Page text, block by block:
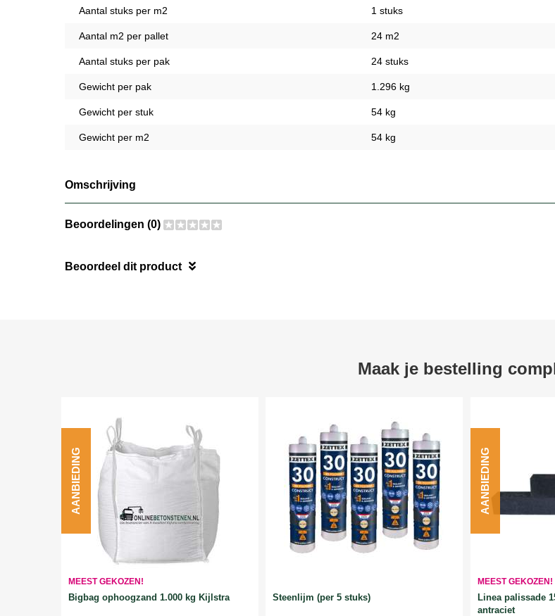
Aantal stuks per m2 1 stuks
Aantal m2 per pallet 24 m2
Aantal stuks per pak 24 stuks
Gewicht per pak 1.296 kg
Gewicht per stuk 54 kg
Gewicht per m2 54 kg
Omschrijving
Beoordelingen (0)
Beoordeel dit product
Maak je bestelling
MEEST GEKOZEN!
Bigbag ophoogzand 1.000 kg Kijlstra
AANBIEDING
Steenlijm (per 5 stuks)
MEEST GEKOZEN!
Linea palissade
antraciet
AANBIEDING